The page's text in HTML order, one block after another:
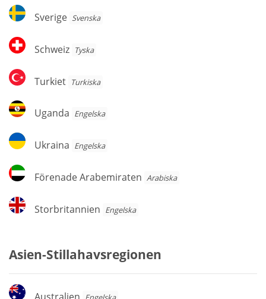
Sverige
Sverige Svenska
Schweiz
Schweiz Tyska
Turkiet
Turkiet Turkiska
Uganda
Uganda Engelska
Ukraina
Ukraina Engelska
Förenade
Arabemiraten
Förenade Arabemiraten Arabiska
Storbritannien
Storbritannien Engelska
Asien-Stillahavsregionen
Australien